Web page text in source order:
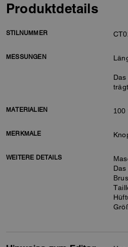
Produktdetails
STILNUMMER
MESSUNGEN
MATERIALIEN 100
MERKMALE
WEITERE DETAILS